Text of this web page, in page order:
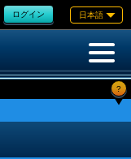
ログイン 日本語
?